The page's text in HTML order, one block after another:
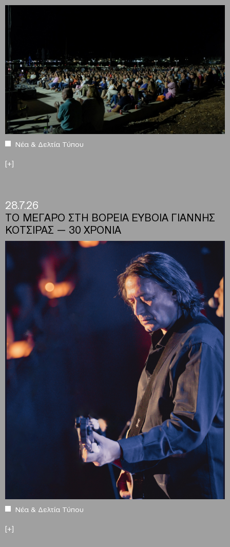
Νέα & Δελτία Τύπου
[+]
28.7.26
ΤΟ ΜΕΓΑΡΟ ΣΤΗ ΒΟΡΕΙΑ ΕΥΒΟΙΑ ΓΙΑΝΝΗΣ
ΚΟΤΣΙΡΑΣ — 30 ΧΡΟΝΙΑ
Νέα & Δελτία Τύπου
[+]